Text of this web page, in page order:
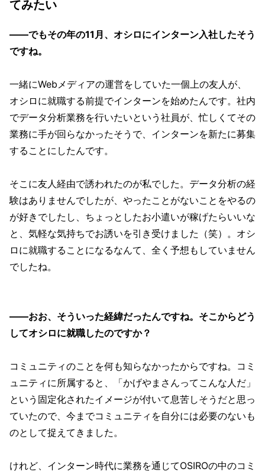
てみたい
——でもその年の11月、オシロにインターン入社したそう
ですね。
一緒にWebメディアの運営をしていた一個上の友人が、
オシロに就職する前提でインターンを始めたんです。社内
でデータ分析業務を行いたいという社員が、忙しくてその
業務に手が回らなかったそうで、インターンを新たに募集
することにしたんです。
そこに友人経由で誘われたのが私でした。データ分析の経
験はありませんでしたが、やったことがないことをやるの
が好きでしたし、ちょっとしたお小遣いが稼げたらいいな
と、気軽な気持ちでお誘いを引き受けました（笑）。オシ
ロに就職することになるなんて、全く予想もしていません
でしたね。
——おお、そういった経緯だったんですね。そこからどう
してオシロに就職したのですか？
コミュニティのことを何も知らなかったからですね。コミ
ュニティに所属すると、「かげやまさんってこんな人だ」
という固定化されたイメージが付いて息苦しそうだと思っ
ていたので、今までコミュニティを自分には必要のないも
のとして捉えてきました。
けれど、インターン時代に業務を通じてOSIROの中のコミ